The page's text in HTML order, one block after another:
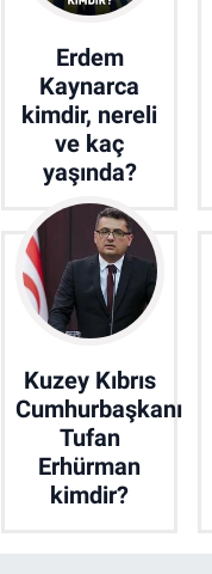
Erdem
Kaynarca
kimdir, nereli
ve kaç
yaşında?
Kuzey Kıbrıs
Cumhurbaşkanı
Tufan
Erhürman
kimdir?